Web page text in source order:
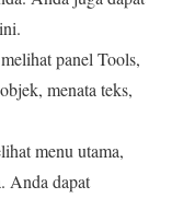
panel Tools,
menata teks,
menu utama,
Anda dapat